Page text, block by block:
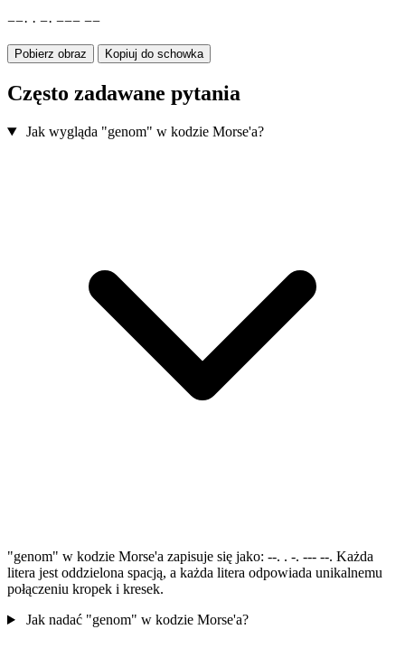
−−· · −· −−− −−
Pobierz obraz Kopiuj do schowka
Często zadawane pytania
Jak wygląda "genom" w kodzie Morse'a?
"genom" w kodzie Morse'a zapisuje się jako: --. . -. --- --. Każda
litera jest oddzielona spacją, a każda litera odpowiada unikalnemu
połączeniu kropek i kresek.
Jak nadać "genom" w kodzie Morse'a?